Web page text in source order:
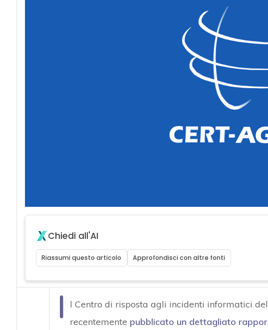
Chiedi all'AI
Riassumi questo articolo Approfondisci con altre fonti
I
l Centro di risposta agli incidenti informatici del
recentemente pubblicato un dettagliato